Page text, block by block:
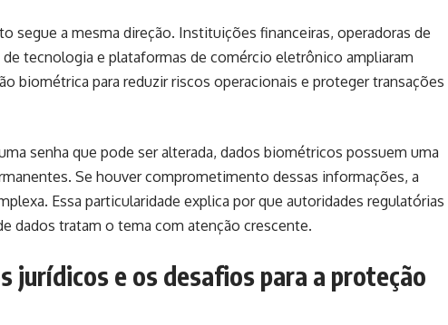
segue a mesma direção. Instituições financeiras, operadoras de
tecnologia e plataformas de comércio eletrônico ampliaram
biométrica para reduzir riscos operacionais e proteger transações
senha que pode ser alterada, dados biométricos possuem uma
Se houver comprometimento dessas informações, a
Essa particularidade explica por que autoridades regulatórias
dados tratam o tema com atenção crescente.
jurídicos e os desafios para a proteção